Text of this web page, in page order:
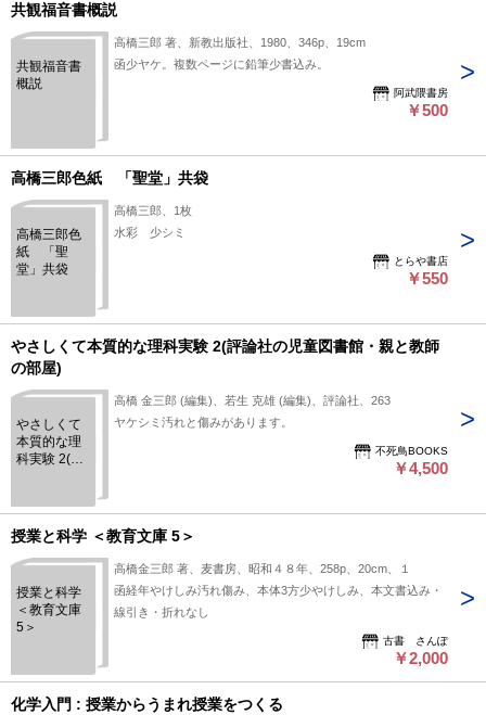
共観福音書概説
共観福音書
概説
高橋三郎 著、新教出版社、1980、346p、19cm
函少ヤケ。複数ページに鉛筆少書込み。
阿武隈書房
￥500
高橋三郎色紙 「聖堂」共袋
高橋三郎色
紙 「聖
堂」共袋
高橋三郎、1枚
水彩 少シミ
とらや書店
￥550
やさしくて本質的な理科実験 2(評論社の児童図書館・親と教師
の部屋)
やさしくて
本質的な理
科実験 2(評
と教師の部
屋)
高橋 金三郎 (編集)、若生 克雄 (編集)、評論社、263
ヤケシミ汚れと傷みがあります。
不死鳥BOOKS
￥4,500
授業と科学 ＜教育文庫 5＞
授業と科学
＜教育文庫
5＞
高橋金三郎 著、麦書房、昭和４８年、258p、20cm、１
函経年やけしみ汚れ傷み、本体3方少やけしみ、本文書込み・
線引き・折れなし
古書 さんぽ
￥2,000
化学入門 : 授業からうまれ授業をつくる